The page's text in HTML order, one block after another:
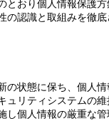
とおり個人情報保護
の認識と取組みを徹
の状態に保ち、個人
ュリティシステムの
個人情報の厳重な管